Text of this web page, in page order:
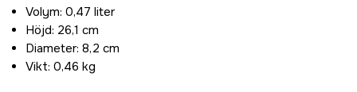
Volym: 0,47 liter
Höjd: 26,1 cm
Diameter: 8,2 cm
Vikt: 0,46 kg